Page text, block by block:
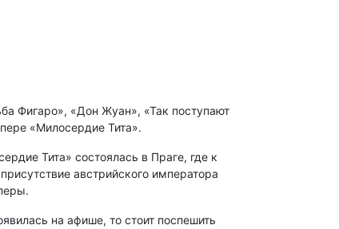
Фигаро», «Дон Жуан», «Так поступают
«Милосердие Тита».
Тита» состоялась в Праге, где к
австрийского императора
на афише, то стоит поспешить